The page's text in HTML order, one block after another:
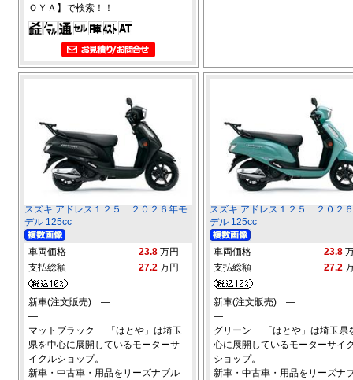
ＯＹＡ】で検索！！
スズキ アドレス１２５ ２０２６年モ
デル 125cc
車両価格 23.8 万円
支払総額
27.2 万円
新車(注文販売) ―
―
マットブラック 「はとや」は埼玉
県を中心に展開しているモーターサ
イクルショップ。
新車・中古車・用品をリーズナブル
スズキ アドレス１２５ ２０２
デル 125cc
車両価格 23.8
支払総額
27.2
新車(注文販売) ―
―
グリーン 「はとや」は埼玉県
心に展開しているモーターサイ
ショップ。
新車・中古車・用品をリーズナ